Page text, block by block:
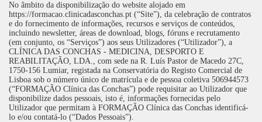
No âmbito da disponibilização do website alojado em
https://formacao.clinicadasconchas.pt (“Site”), da celebração de contratos
e do fornecimento de informações, recursos e serviços de conteúdos,
incluindo newsletter, áreas de download, blogs, fóruns e recrutamento
(em conjunto, os “Serviços”) aos seus Utilizadores (“Utilizador”), a
CLÍNICA DAS CONCHAS - MEDICINA, DESPORTO E
REABILITAÇÃO, LDA., com sede na R. Luís Pastor de Macedo 27C,
1750-156 Lumiar, registada na Conservatória do Registo Comercial de
Lisboa sob o número único de matrícula e de pessoa coletiva 506944573
(“FORMAÇÃO Clínica das Conchas”) pode requisitar ao Utilizador que
disponibilize dados pessoais, isto é, informações fornecidas pelo
Utilizador que permitam à FORMAÇÃO Clínica das Conchas identificá-
lo e/ou contatá-lo (“Dados Pessoais”).